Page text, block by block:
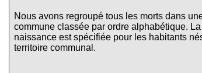
Nous avons regroupé tous les morts dans
commune classée par ordre alphabétique.
naissance est spécifiée pour les habitants
territoire communal.